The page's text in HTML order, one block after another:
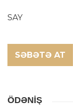
SAY
SƏBƏTƏ AT
ÖDƏNİŞ